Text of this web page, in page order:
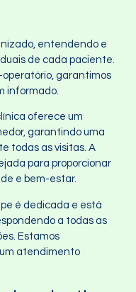
entendendo e
de cada paciente.
operatório, garantimos
informado.
oferece um
garantindo uma
todas as visitas. A
para proporcionar
e bem-estar.
é dedicada e está
a todas as
Estamos
atendimento